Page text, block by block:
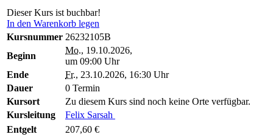
Dieser Kurs ist buchbar!
In den Warenkorb legen
Kursnummer 26232105B
Beginn
Mo., 19.10.2026,
um 09:00 Uhr
Ende
Fr., 23.10.2026, 16:30 Uhr
Dauer
0 Termin
Kursort
Zu diesem Kurs sind noch keine Orte verfügbar.
Kursleitung
Felix Sarsah
Entgelt
207,60 €